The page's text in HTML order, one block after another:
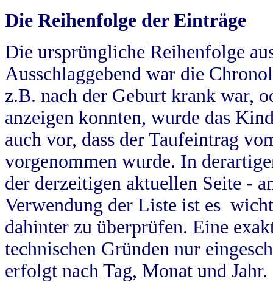
Die Reihenfolge der Einträge
Die ursprüngliche Reihenfolge
Ausschlaggebend war die
z.B. nach der Geburt krank war,
anzeigen konnten, wurde das
auch vor, dass der Taufeintrag
vorgenommen wurde. In
der derzeitigen aktuellen Seite -
Verwendung der Liste ist es
dahinter zu überprüfen. Eine
technischen Gründen nur
erfolgt nach Tag, Monat und Jahr.